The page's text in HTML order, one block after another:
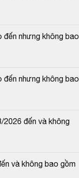
nhưng không bao
nhưng không bao
2026 đến và không
và không bao gồm